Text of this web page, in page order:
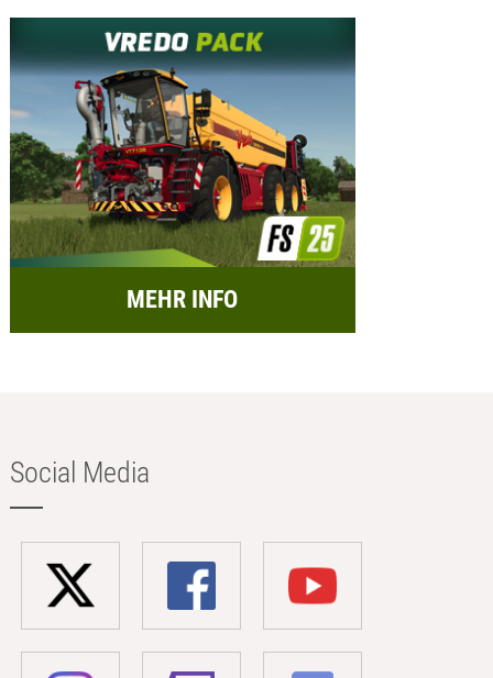
MEHR INFO
Social Media